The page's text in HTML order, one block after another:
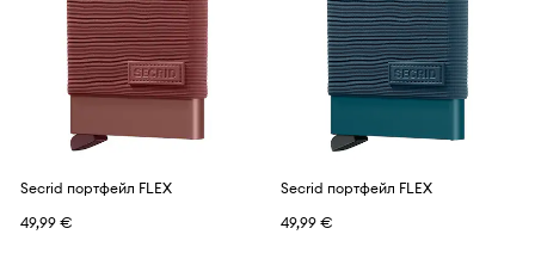
Secrid портфейл FLEX
49,99 €
Secrid портфейл FLEX
49,99 €